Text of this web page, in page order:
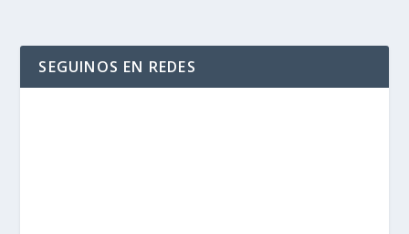
SEGUINOS EN REDES